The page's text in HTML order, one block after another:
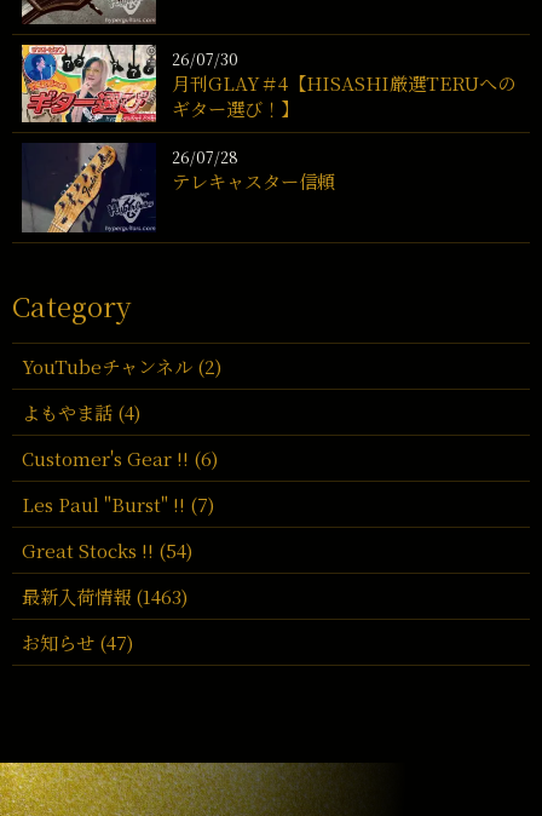
26/07/30
月刊GLAY＃4【HISASHI厳選TERUへの
ギター選び！】
26/07/28
テレキャスター信頼
Category
YouTubeチャンネル (2)
よもやま話 (4)
Customer's Gear !! (6)
Les Paul "Burst" !! (7)
Great Stocks !! (54)
最新入荷情報 (1463)
お知らせ (47)